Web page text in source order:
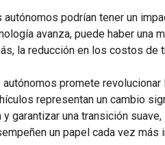
autónomos podrían tener un
avanza, puede haber
la reducción en los costos
promete
representan un cambio
garantizar una transición
un papel cada vez más